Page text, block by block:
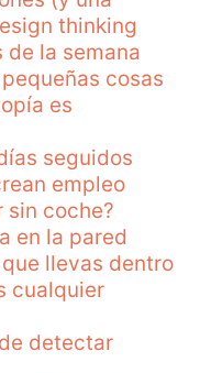
thinking
de la semana
cosas
es
seguidos
empleo
sin coche?
en la pared
llevas dentro
cualquier
detectar